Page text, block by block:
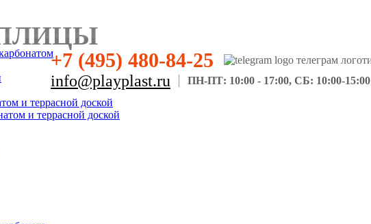
+7 (495) 480-84-25
info@playplast.ru ПН-ПТ: 10:00 - 17:00, СБ: 10:00-15:00
и террасной доской
и террасной доской